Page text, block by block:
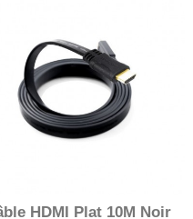
HDMI Plat 10M Noir